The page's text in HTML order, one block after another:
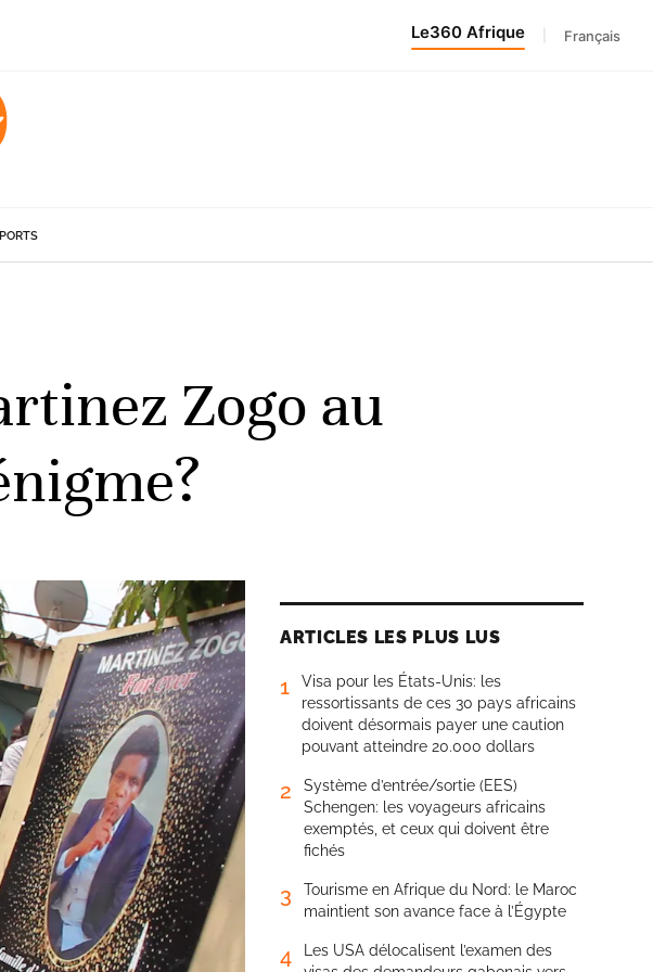
Le360 Afrique Français
Zogo au
ARTICLES LES PLUS LUS
1
Visa pour les États-Unis: les
ressortissants de ces 30 pays africains
doivent désormais payer une caution
pouvant atteindre 20.000 dollars
2
Système d’entrée/sortie (EES)
Schengen: les voyageurs africains
exemptés, et ceux qui doivent être
fichés
3
Tourisme en Afrique du Nord: le Maroc
maintient son avance face à l’Égypte
4
Les USA délocalisent l’examen des